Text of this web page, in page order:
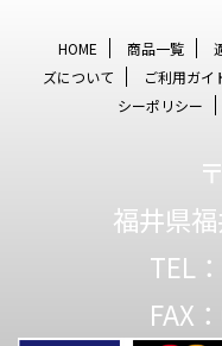
HOME 商品一覧
ズについて
ご利用ガイ
シーポリシー
福井県
TEL
FAX